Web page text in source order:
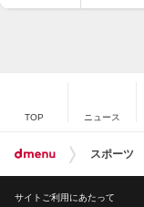
TOP ニュース
スポーツ
サイトご利用にあたって